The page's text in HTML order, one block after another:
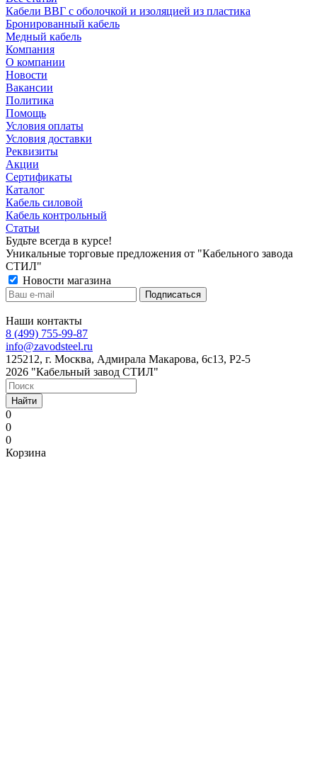
Кабели ВВГ с оболочкой и изоляцией из пластика
Бронированный кабель
Медный кабель
Компания
О компании
Новости
Вакансии
Политика
Помощь
Условия оплаты
Условия доставки
Реквизиты
Акции
Сертификаты
Каталог
Кабель силовой
Кабель контрольный
Статьи
Будьте всегда в курсе!
Уникальные торговые предложения от "Кабельного завода
СТИЛ"
Новости магазина
Наши контакты
8 (499) 755-99-87
info@zavodsteel.ru
125212, г. Москва, Адмирала Макарова, 6с13, Р2-5
2026 "Кабельный завод СТИЛ"
Найти
0
0
0
Корзина